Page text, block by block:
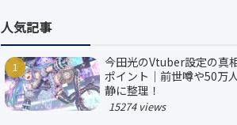
人気記事
今田光のVtuber設定の真
ポイント｜前世噂や50万
静に整理！
15274 views